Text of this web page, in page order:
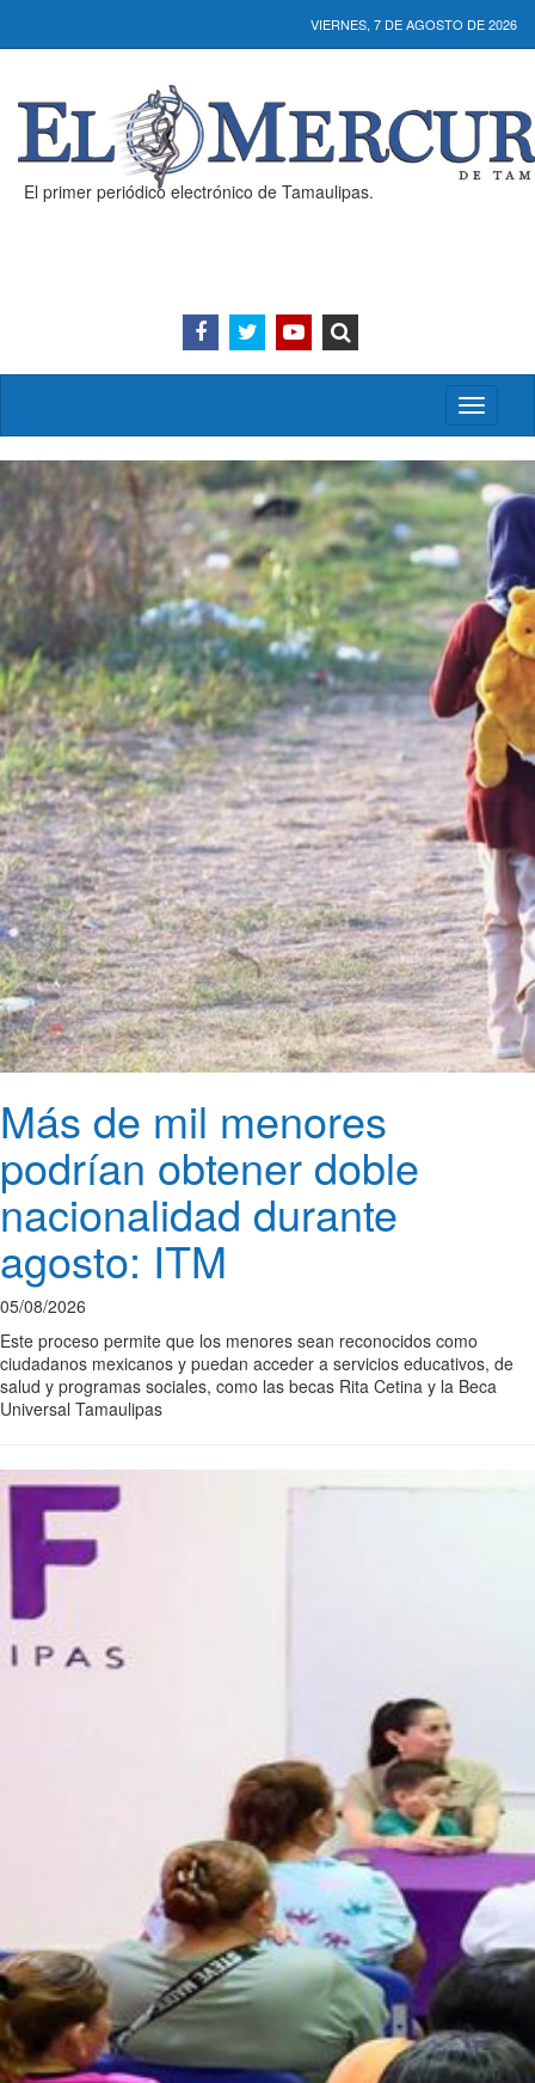
VIERNES, 7 DE AGOSTO DE 2026
El primer periódico electrónico de Tamaulipas.
Activar/
menú
Más de mil menores
podrían obtener doble
nacionalidad durante
agosto: ITM
05/08/2026
Este proceso permite que los menores sean reconocidos como
ciudadanos mexicanos y puedan acceder a servicios educativos, de
salud y programas sociales, como las becas Rita Cetina y la Beca
Universal Tamaulipas